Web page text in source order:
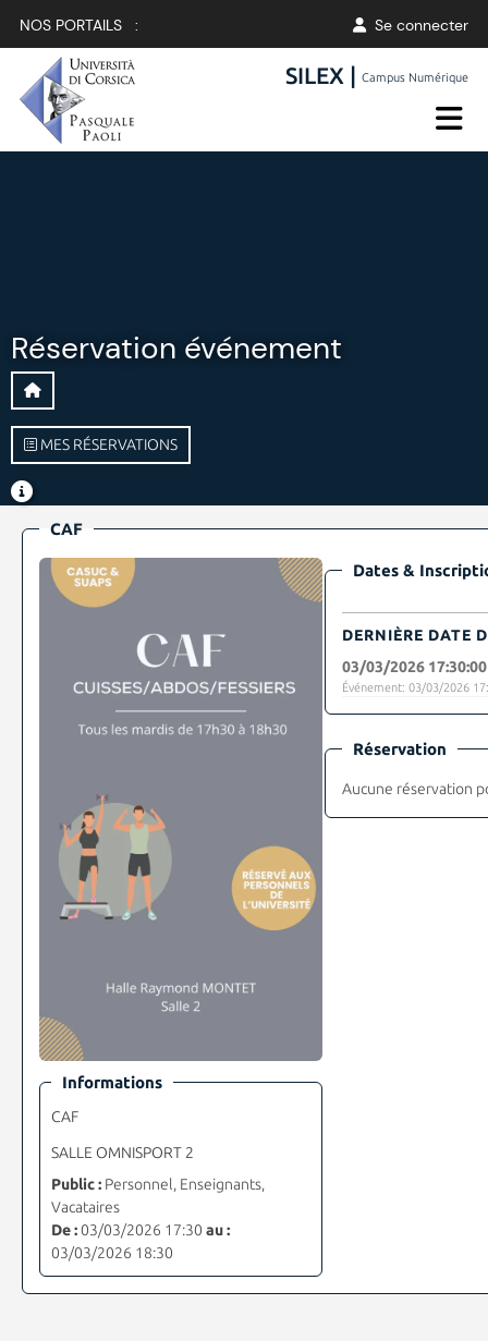
NOS PORTAILS : Se connecter
SILEX |Campus Numérique
Réservation événement
MES RÉSERVATIONS
CAF
Informations
CAF
SALLE OMNISPORT 2
Public :Personnel, Enseignants,
Vacataires
De :03/03/2026 17:30 au :
03/03/2026 18:30
Dates &
DERNIÈRE DATE
03/03/2026 17:30:00
Événement: 03/03/2026
Réservation
Aucune réservation